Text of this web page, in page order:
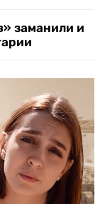
заманили и